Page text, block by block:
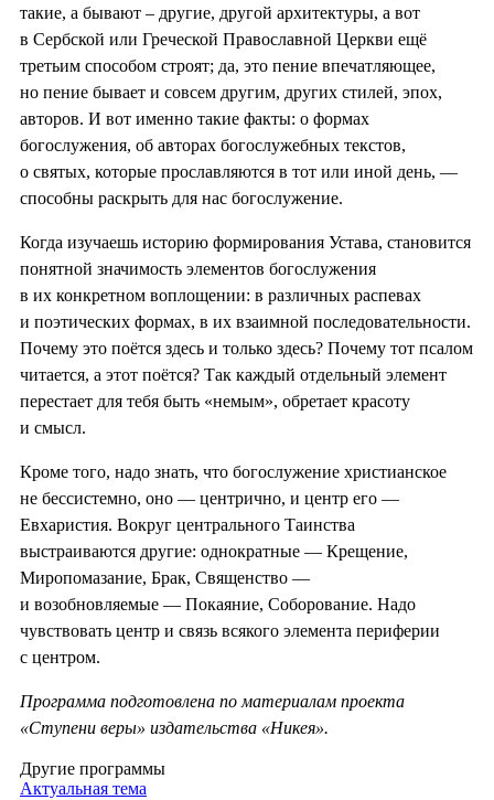
такие, а бывают ‒ другие, другой архитектуры, а вот
в Сербской или Греческой Православной Церкви ещё
третьим способом строят; да, это пение впечатляющее,
но пение бывает и совсем другим, других стилей, эпох,
авторов. И вот именно такие факты: о формах
богослужения, об авторах богослужебных текстов,
о святых, которые прославляются в тот или иной день, —
способны раскрыть для нас богослужение.
Когда изучаешь историю формирования Устава, становится
понятной значимость элементов богослужения
в их конкретном воплощении: в различных распевах
и поэтических формах, в их взаимной последовательности.
Почему это поётся здесь и только здесь? Почему тот псалом
читается, а этот поётся? Так каждый отдельный элемент
перестает для тебя быть «немым», обретает красоту
и смысл.
Кроме того, надо знать, что богослужение христианское
не бессистемно, оно — центрично, и центр его —
Евхаристия. Вокруг центрального Таинства
выстраиваются другие: однократные — Крещение,
Миропомазание, Брак, Священство —
и возобновляемые — Покаяние, Соборование. Надо
чувствовать центр и связь всякого элемента периферии
с центром.
Программа подготовлена по материалам проекта
«Ступени веры» издательства «Никея».
Другие программы
Актуальная тема